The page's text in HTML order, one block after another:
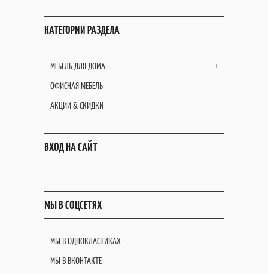
КАТЕГОРИИ РАЗДЕЛА
+
МЕБЕЛЬ ДЛЯ ДОМА
ОФИСНАЯ МЕБЕЛЬ
АКЦИИ & СКИДКИ
ВХОД НА САЙТ
МЫ В СОЦСЕТЯХ
МЫ В ОДНОКЛАСНИКАХ
МЫ В ВКОНТАКТЕ